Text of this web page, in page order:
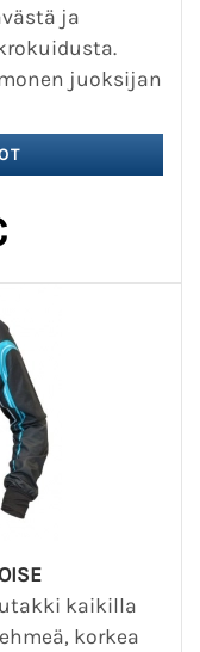
ja
juoksijan
kaikilla
korkea